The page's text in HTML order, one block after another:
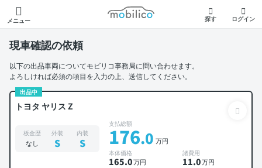
メニュー
モビリコ
探す ログイン
現車確認の依頼
以下の出品車両についてモビリコ事務局に問い合わせます。
よろしければ必須の項目を入力の上、送信してください。
出品中
トヨタ ヤリス Z
板金歴
なし
外装
S
内装
S
支払総額
176.0 万円
本体価格
165.0万円
諸費用
11.0万円